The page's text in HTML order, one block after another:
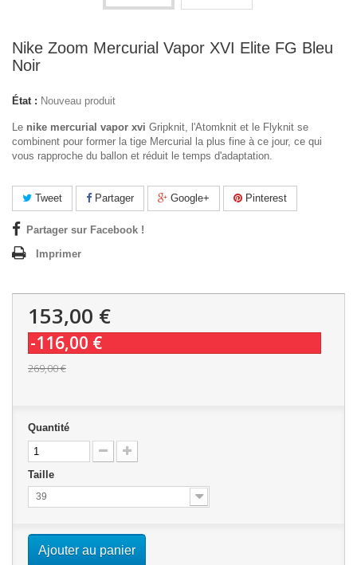
Nike Zoom Mercurial Vapor XVI Elite FG Bleu
Noir
État : Nouveau produit
Le nike mercurial vapor xvi Gripknit, l'Atomknit et le Flyknit se
combinent pour former la tige Mercurial la plus fine à ce jour, ce qui
vous rapproche du ballon et réduit le temps d'adaptation.
Tweet Partager Google+ Pinterest
Partager sur Facebook !
Imprimer
153,00 €
-116,00 €
269,00 €
Quantité
Taille
39
Ajouter au panier